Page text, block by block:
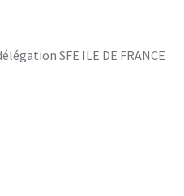
SFE ILE DE FRANCE